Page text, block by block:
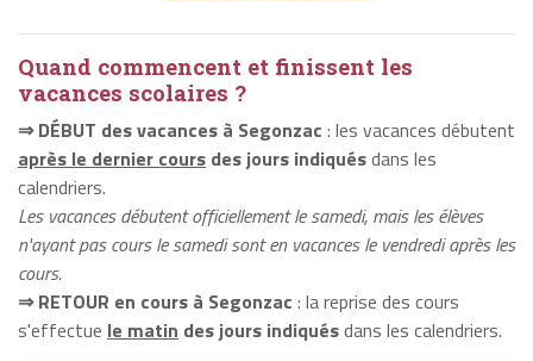
Quand commencent et finissent les
vacances scolaires ?
⇒ DÉBUT des vacances à Segonzac : les vacances débutent
après le dernier cours des jours indiquésdans les
calendriers.
Les vacances débutent officiellement le samedi, mais les élèves
n'ayant pas cours le samedi sont en vacances le vendredi après les
cours.
⇒ RETOUR en cours à Segonzac : la reprise des cours
s'effectue le matin des jours indiquésdans les calendriers.